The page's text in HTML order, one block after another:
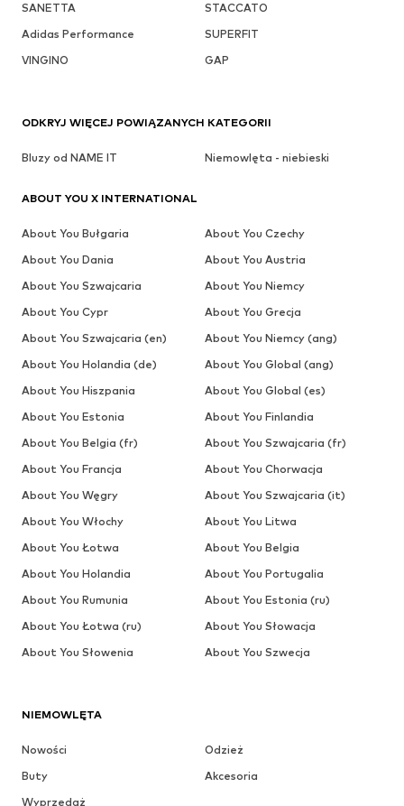
SANETTA
STACCATO
Adidas Performance
SUPERFIT
VINGINO
GAP
NIEMOWLĘTA
Nowości
Odzież
Buty
Akcesoria
Wyprzedaż
ODKRYJ WIĘCEJ POWIĄZANYCH KATEGORII
Bluzy od NAME IT Niemowlęta - niebieski
ABOUT YOU X INTERNATIONAL
About You Bułgaria
About You Czechy
About You Dania
About You Austria
About You Szwajcaria
About You Niemcy
About You Cypr
About You Grecja
About You Szwajcaria (en)
About You Niemcy (ang)
About You Holandia (de)
About You Global (ang)
About You Hiszpania
About You Global (es)
About You Estonia
About You Finlandia
About You Belgia (fr)
About You Szwajcaria (fr)
About You Francja
About You Chorwacja
About You Węgry
About You Szwajcaria (it)
About You Włochy
About You Litwa
About You Łotwa
About You Belgia
About You Holandia
About You Portugalia
About You Rumunia
About You Estonia (ru)
About You Łotwa (ru)
About You Słowacja
About You Słowenia
About You Szwecja